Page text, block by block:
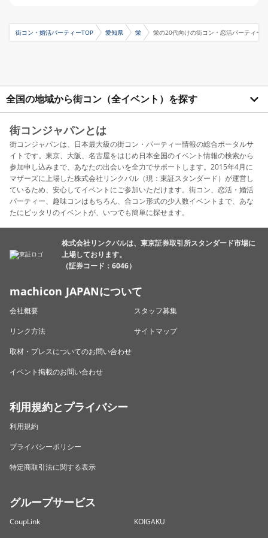
街コン・婚活パーティーTOP 愛知県 栄 栄の20代向けの街コン・恋活パーティー
全国の地域から街コン（全イベント）を探す
街コンジャパンとは
街コンジャパンは、日本最大級の街コン・パーティー情報の総合ポータルサ
イトです。東京、大阪、名古屋をはじめ日本全国のイベント情報の検索から
参加申し込みまで、あなたの出会いを全力でサポートします。2015年4月に
マザーズに上場した株式会社リンクバル（現：東証スタンダード）が運営し
ているため、安心してイベントにご参加いただけます。街コン、恋活・婚活
パーティー、趣味コンはもちろん、合コン形式の少人数イベントまで、あな
たにピッタリのイベントが、いつでも簡単に探せます。
株式会社リンクバルは、東京証券取引所スタンダード市場に
上場しております。
（証券コード：6046）
machicon JAPANについて
会社概要
スタッフ募集
リンク方法
サイトマップ
取材・プレスについてのお問い合わせ
イベント掲載のお問い合わせ
利用規約とプライバシー
利用規約
プライバシーポリシー
特定商取引法に関する表示
グループサービス
CoupLink
KOIGAKU